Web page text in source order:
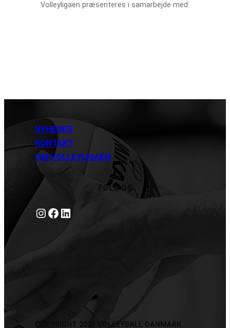
Volleyligaen præsenteres i samarbejde med:
NYHEDER
KONTAKT
OM VOLLEYLIGAEN
FØLG OS
Instagram https://www.facebook.com/danishbeachvolleytour LinkedIn
COPYRIGHT 2023 VOLLEYBALL DANMARK